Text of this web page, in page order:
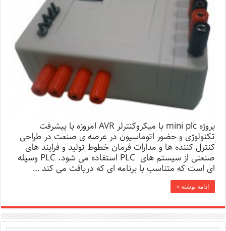
پروژه mini plc با میکروکنترلر AVR امروزه با پیشرفت
تکنولوژی و حضور اتوماسیون در عرصه ی صنعت در طراحی
کنترل کننده ها و مدارات فرمان خطوط تولید و فرایند های
صنعتی از سیستم های PLC استفاده می شود. PLC وسیله
ای است که متناسب با برنامه ای که دریافت می کند …
ادامه نوشته »